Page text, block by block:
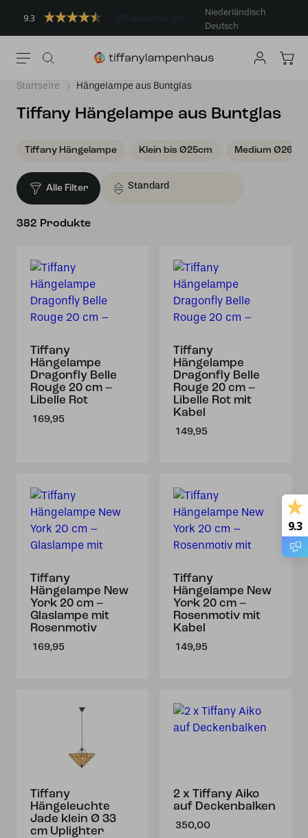
9.3
Niederländisch
Deutsch
Startseite Hängelampe aus Buntglas
Tiffany Hängelampe aus Buntglas
Tiffany Hängelampe Klein bis Ø25cm Medium
Alle Filter
382 Produkte
Tiffany
Hängelampe
Dragonfly Belle
Rouge 20 cm –
Libelle Rot
169,95
Tiffany
Hängelampe
Dragonfly Belle
Rouge 20 cm –
Libelle Rot mit
Kabel
149,95
Tiffany
Hängelampe New
York 20 cm –
Glaslampe mit
Rosenmotiv
169,95
Tiffany
Hängelampe New
York 20 cm –
Rosenmotiv mit
Kabel
149,95
Tiffany
Hängeleuchte
Jade klein Ø 33
cm Uplighter
2 x Tiffany Aiko
auf Deckenbalken
350,00
9.3